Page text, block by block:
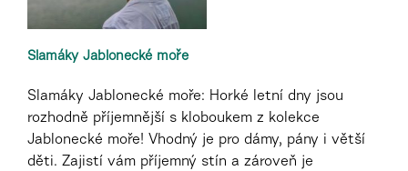
Slamáky Jablonecké moře
Slamáky Jablonecké moře: Horké letní dny jsou
rozhodně příjemnější s kloboukem z kolekce
Jablonecké moře! Vhodný je pro dámy, pány i větší
děti. Zajistí vám příjemný stín a zároveň je